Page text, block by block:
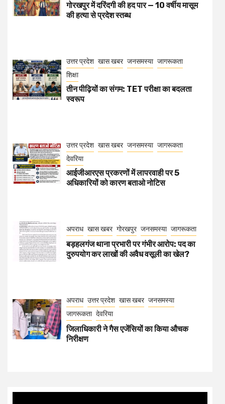
गोरखपुर में दरिंदगी की हद पार — 10 वर्षीय मासूम
की हत्या से प्रदेश स्तब्ध
उत्तर प्रदेश खास खबर जनसमस्या जागरूकता
शिक्षा
तीन पीढ़ियों का संगम: TET परीक्षा का बदलता
स्वरूप
उत्तर प्रदेश खास खबर जनसमस्या जागरूकता
देवरिया
आईजीआरएस प्रकरणों में लापरवाही पर 5
अधिकारियों को कारण बताओ नोटिस
अपराध खास खबर गोरखपुर जनसमस्या जागरूकता
बड़हलगंज थाना प्रभारी पर गंभीर आरोप: पद का
दुरुपयोग कर लाखों की अवैध वसूली का खेल?
अपराध उत्तर प्रदेश खास खबर जनसमस्या
जागरूकता देवरिया
जिलाधिकारी ने गैस एजेंसियों का किया औचक
निरीक्षण